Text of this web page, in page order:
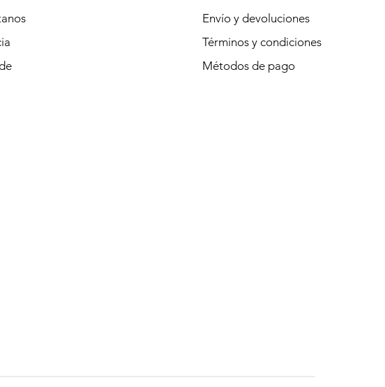
Envío y devoluciones
Términos y condiciones
Métodos de pago